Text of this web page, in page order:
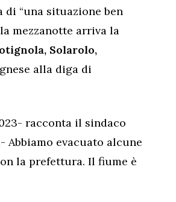
di “una situazione ben
mezzanotte arriva la
Solarolo,
alla diga di
racconta il sindaco
Abbiamo evacuato alcune
la prefettura. Il fiume è